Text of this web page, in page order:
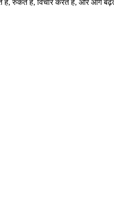
हैं, रुकते हैं, विचार करते हैं, और आगे